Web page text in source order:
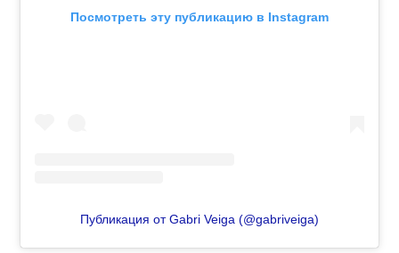
Посмотреть эту публикацию в Instagram
Публикация от Gabri Veiga (@gabriveiga)